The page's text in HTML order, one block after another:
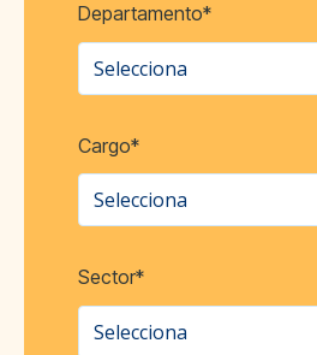
Departamento*
Cargo*
Sector*